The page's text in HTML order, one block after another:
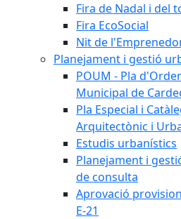
Fira de Nadal i del
Fira EcoSocial
Nit de
Planejament i gestió
POUM - Pla
Municipal de
Pla Especial i
Arquitectònic i
Estudis urbanístics
Planejament i
de consulta
Aprovació
E-21